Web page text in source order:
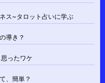
ス~タロット占いに学ぶ
導き？
ったワケ
、簡単？